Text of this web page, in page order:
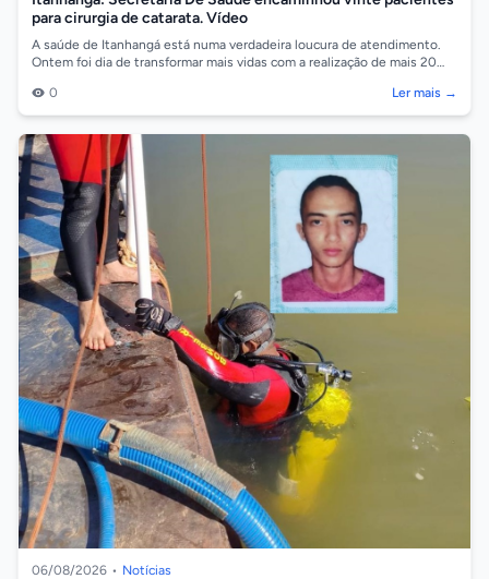
para cirurgia de catarata. Vídeo
A saúde de Itanhangá está numa verdadeira loucura de atendimento.
Ontem foi dia de transformar mais vidas com a realização de mais 20
0
Ler mais →
06/08/2026 • Notícias